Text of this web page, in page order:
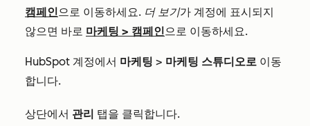
캠페인 으로 이동하세요. 더 보기가 계정에 표시되지
않으면 바로 마케팅 > 캠페인 으로 이동하세요.
HubSpot 계정에서 마케팅 > 마케팅 스튜디오로 이동
합니다.
상단에서 관리 탭을 클릭합니다.